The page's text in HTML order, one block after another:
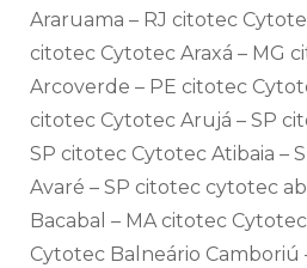
Araruama – RJ citotec
citotec Cytotec Araxá – MG
Arcoverde – PE citotec
citotec Cytotec Arujá – SP
SP citotec Cytotec Atibaia –
Avaré – SP citotec cytotec
Bacabal – MA citotec
Cytotec Balneário Camboriú